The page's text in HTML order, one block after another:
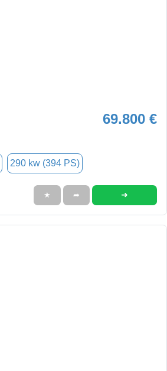
69.800 €
290 kw (394 PS)
★ ➦ ➜